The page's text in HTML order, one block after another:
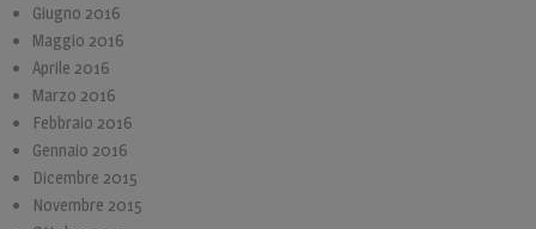
Giugno 2016
Maggio 2016
Aprile 2016
Marzo 2016
Febbraio 2016
Gennaio 2016
Dicembre 2015
Novembre 2015